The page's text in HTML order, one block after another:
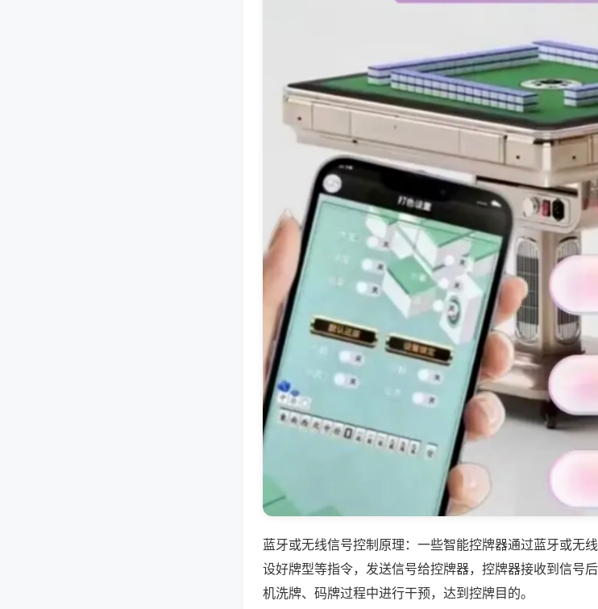
蓝牙或无线信号控制原理：一些智能控牌器通过蓝牙或无
设好牌型等指令，发送信号给控牌器，控牌器接收到信号
机洗牌、码牌过程中进行干预，达到控牌目的。